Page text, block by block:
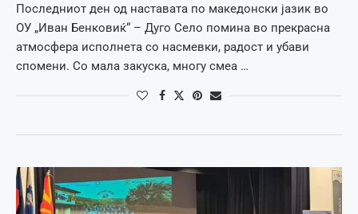
Последниот ден од наставата по македонски јазик во
ОУ „Иван Бенковиќ“ – Дуго Село помина во прекрасна
атмосфера исполнета со насмевки, радост и убави
спомени. Со мала закуска, многу смеа …